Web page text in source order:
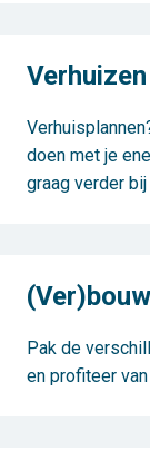
Verhuizen
doen met je
graag verder
Pak de
en profiteer